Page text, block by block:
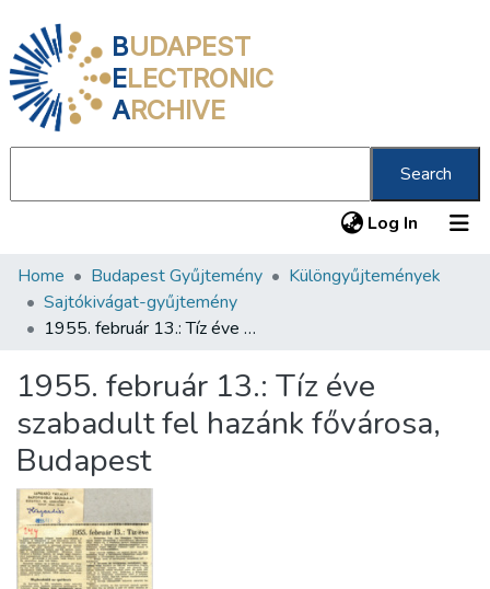
BUDAPEST
ELECTRONIC
ARCHIVE
Search
Log In (current)
Communities & Collections
All of DSpace
About us
Home Budapest Gyűjtemény
Különgyűjtemények
Sajtókivágat-gyűjtemény
1955. február 13.: Tíz éve szabadult fel hazánk fővárosa, Budapest
1955. február 13.: Tíz éve
szabadult fel hazánk fővárosa,
Budapest